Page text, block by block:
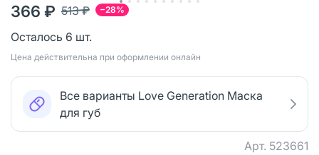
−28%
513 ₽
366 ₽
Осталось 6 шт.
Цена действительна при оформлении онлайн
Все варианты Love Generation Маска
для губ
Арт. 523661